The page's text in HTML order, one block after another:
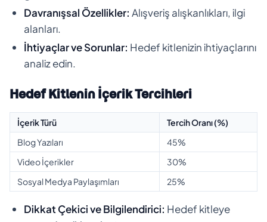
Davranışsal Özellikler: Alışveriş alışkanlıkları, ilgi
alanları.
İhtiyaçlar ve Sorunlar: Hedef kitlenizin ihtiyaçlarını
analiz edin.
Hedef Kitlenin İçerik Tercihleri
İçerik Türü
Tercih Oranı (%)
Blog Yazıları
45%
Video İçerikler
30%
Sosyal Medya Paylaşımları
25%
Dikkat Çekici ve Bilgilendirici: Hedef kitleye